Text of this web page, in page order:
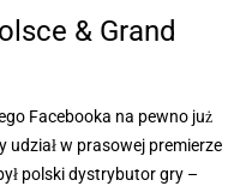
& Grand
Facebooka na pewno już
udział w prasowej premierze
polski dystrybutor gry –